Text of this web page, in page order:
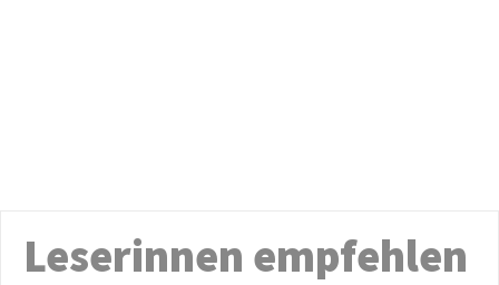
Leserinnen empfehlen